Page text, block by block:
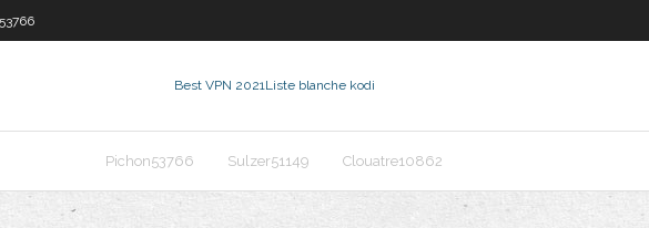
Best VPN 2021Liste blanche kodi
Pichon53766 Sulzer51149 Clouatre10862